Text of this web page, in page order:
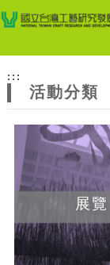
網
站
主
題
跳到主要內容
網站導覽
:::
活動分類
展覽